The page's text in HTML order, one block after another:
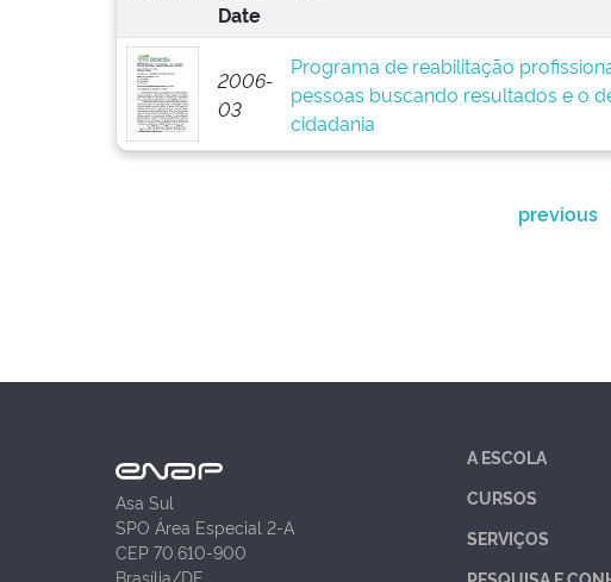
Date
2006-
03
Programa de reabilitação
pessoas buscando resultados e o
cidadania
previous
Asa Sul
SPO Área Especial 2-A
CEP 70.610-900
Brasília/DF
A ESCOLA
CURSOS
SERVIÇOS